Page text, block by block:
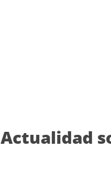
Actualidad